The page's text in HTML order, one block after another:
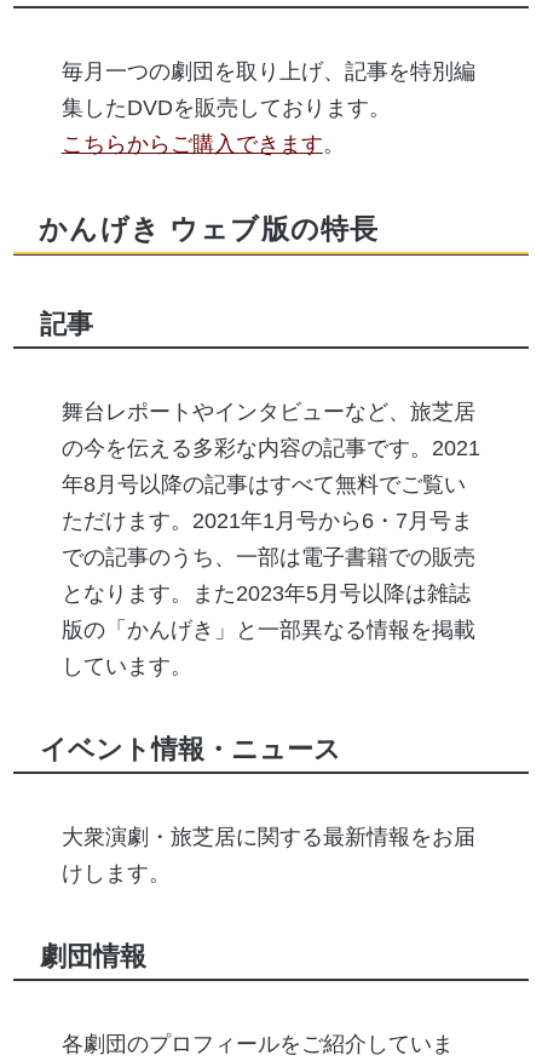
毎月一つの劇団を取り上げ、記事を特別編
集したDVDを販売しております。
こちらからご購入できます。
かんげき ウェブ版の特長
記事
舞台レポートやインタビューなど、旅芝居
の今を伝える多彩な内容の記事です。2021
年8月号以降の記事はすべて無料でご覧い
ただけます。2021年1月号から6・7月号ま
での記事のうち、一部は電子書籍での販売
となります。また2023年5月号以降は雑誌
版の「かんげき」と一部異なる情報を掲載
しています。
イベント情報・ニュース
大衆演劇・旅芝居に関する最新情報をお届
けします。
劇団情報
各劇団のプロフィールをご紹介していま